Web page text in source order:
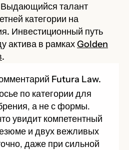
талант
категории на
Инвестиционный путь
актива в рамкахGolden
.
Futura Law.
по категории для
а не с формы.
увидит компетентный
и двух вежливых
даже при сильной